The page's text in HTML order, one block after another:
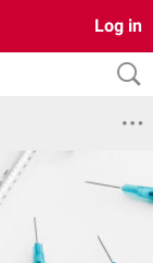
Log in